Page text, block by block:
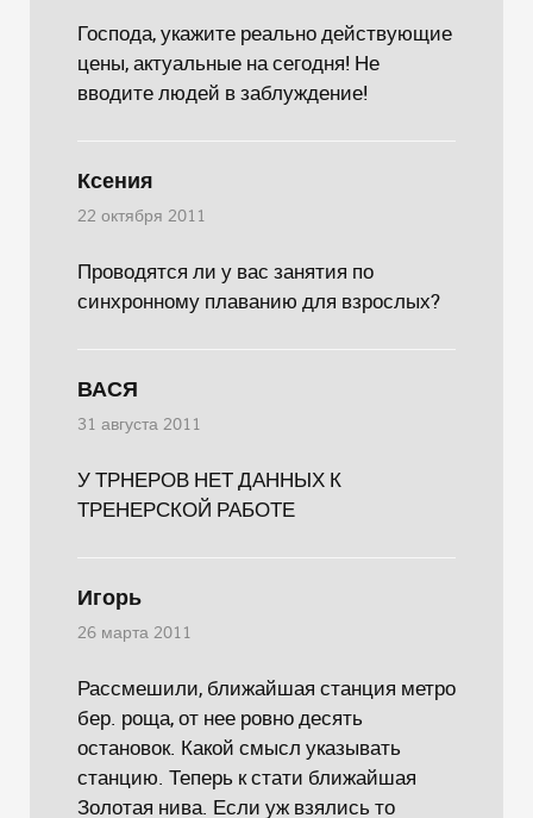
Господа, укажите реально действующие
цены, актуальные на сегодня! Не
вводите людей в заблуждение!
Ксения
22 октября 2011
Проводятся ли у вас занятия по
синхронному плаванию для взрослых?
ВАСЯ
31 августа 2011
У ТРНЕРОВ НЕТ ДАННЫХ К
ТРЕНЕРСКОЙ РАБОТЕ
Игорь
26 марта 2011
Рассмешили, ближайшая станция метро
бер. роща, от нее ровно десять
остановок. Какой смысл указывать
станцию. Теперь к стати ближайшая
Золотая нива. Если уж взялись то